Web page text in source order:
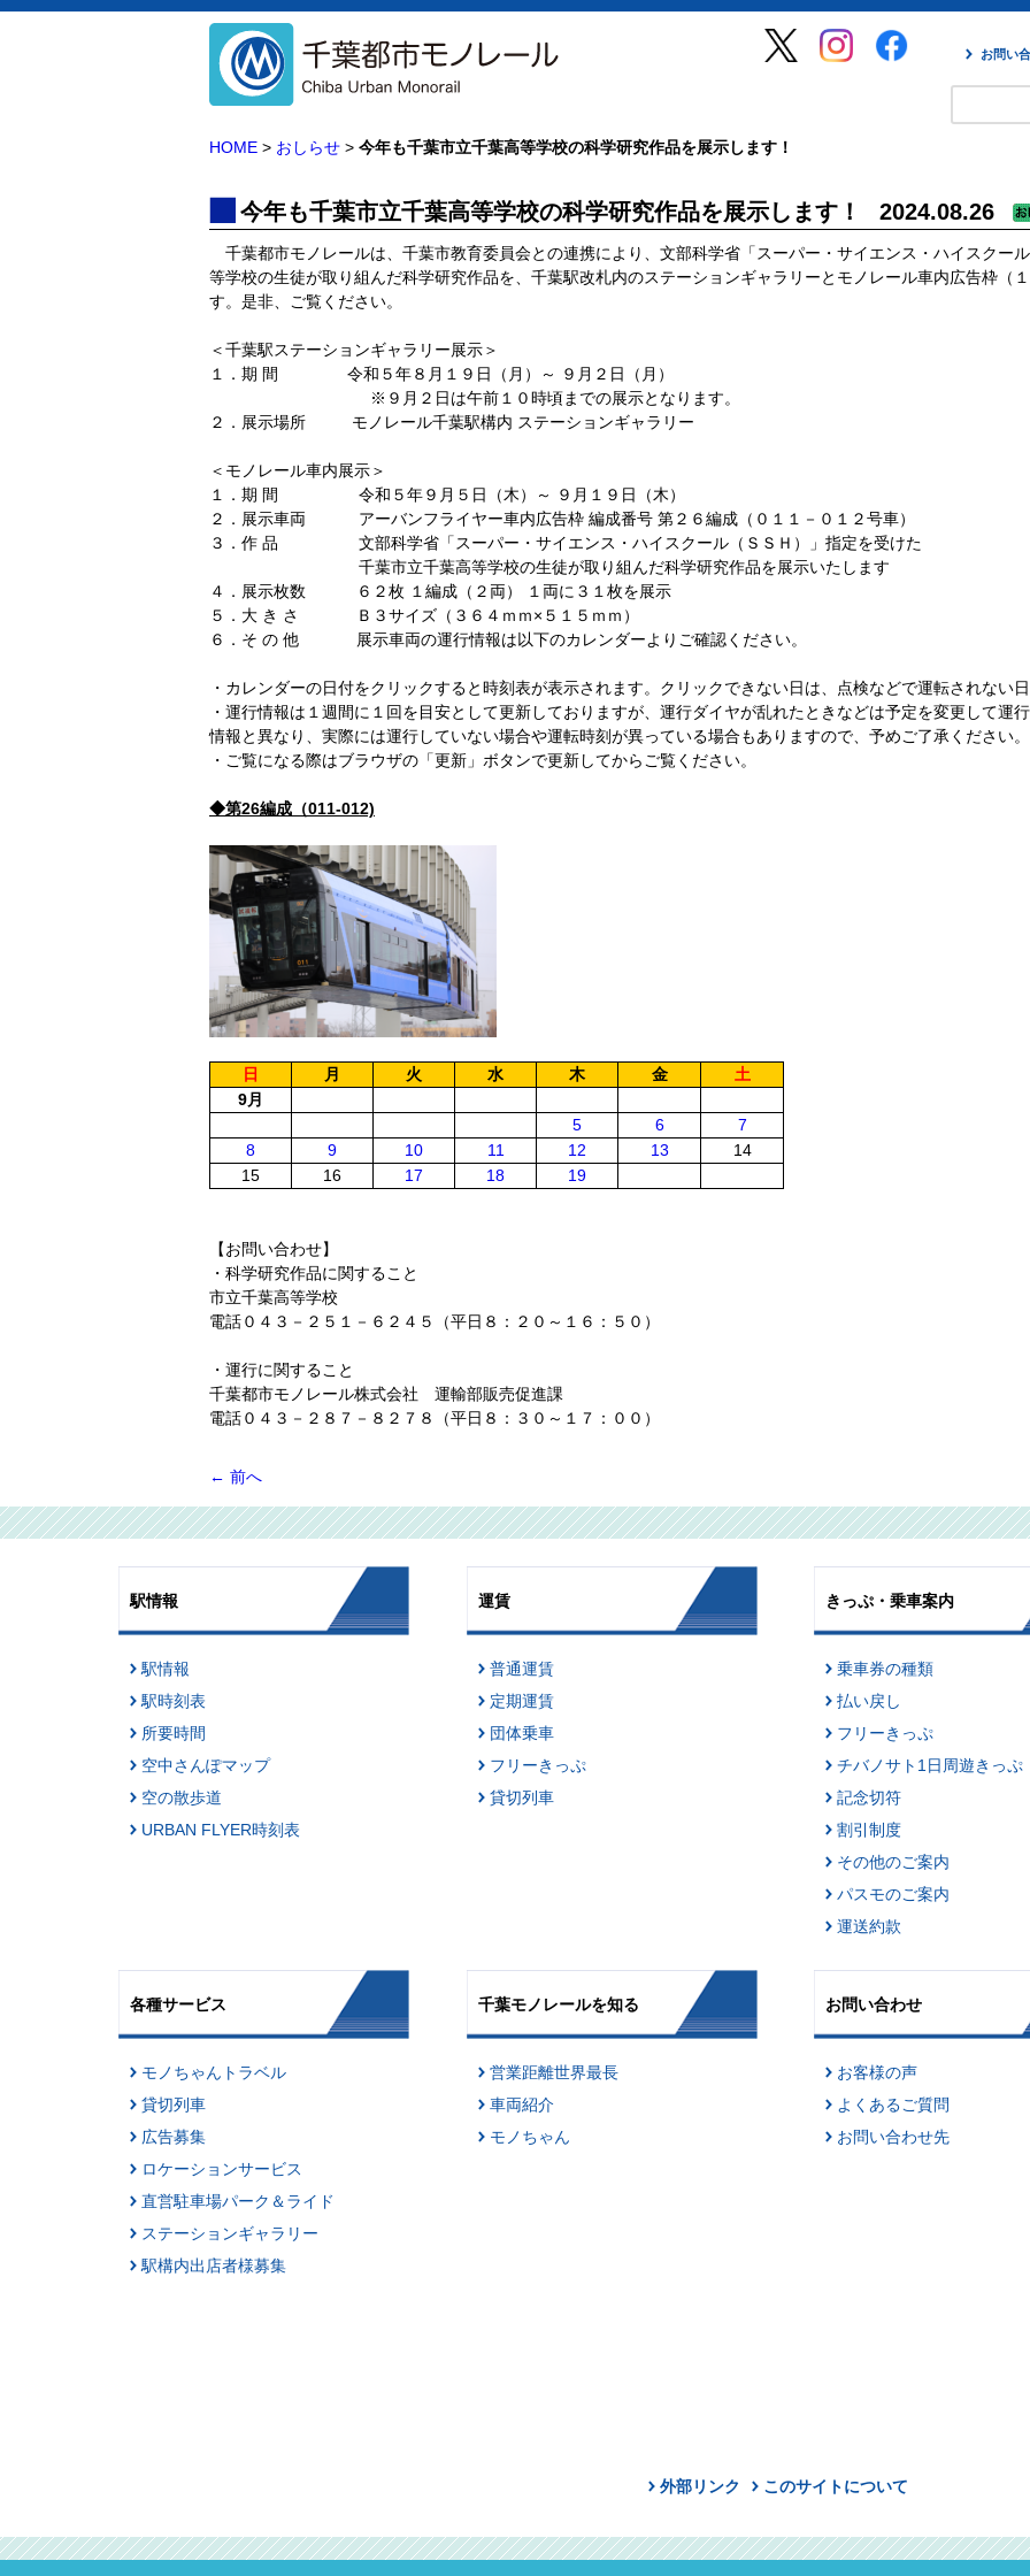
お問い
HOME > おしらせ > 今年も千葉市立千葉高等学校の科学研究作品を展示します！
今年も千葉市立千葉高等学校の科学研究作品を展示します！ 2024.08.26
千葉都市モノレールは、千葉市教育委員会との連携により、文部科学省「スーパー・サイエンス・ハイスクー
等学校の生徒が取り組んだ科学研究作品を、千葉駅改札内のステーションギャラリーとモノレール車内広告枠（
す。是非、ご覧ください。
＜千葉駅ステーションギャラリー展示＞
１．期 間 令和５年８月１９日（月）～ ９月２日（月）
※９月２日は午前１０時頃までの展示となります。
２．展示場所 モノレール千葉駅構内 ステーションギャラリー
＜モノレール車内展示＞
１．期 間 令和５年９月５日（木）～ ９月１９日（木）
２．展示車両 アーバンフライヤー車内広告枠 編成番号 第２６編成（０１１－０１２号車）
３．作 品 文部科学省「スーパー・サイエンス・ハイスクール（ＳＳＨ）」指定を受けた
千葉市立千葉高等学校の生徒が取り組んだ科学研究作品を展示いたします
４．展示枚数 ６２枚 １編成（２両） １両に３１枚を展示
５．大 き さ Ｂ３サイズ（３６４ｍｍ×５１５ｍｍ）
６．そ の 他 展示車両の運行情報は以下のカレンダーよりご確認ください。
・カレンダーの日付をクリックすると時刻表が表示されます。クリックできない日は、点検などで運転されない
・運行情報は１週間に１回を目安として更新しておりますが、運行ダイヤが乱れたときなどは予定を変更して運
情報と異なり、実際には運行していない場合や運転時刻が異っている場合もありますので、予めご了承ください。
・ご覧になる際はブラウザの「更新」ボタンで更新してからご覧ください。
◆第26編成（011-012)
日 月 火 水 木 金
土
9月
5
6
7
8
9 10 11 12 13
14
15
16 17 18 19
【お問い合わせ】
・科学研究作品に関すること
市立千葉高等学校
電話０４３－２５１－６２４５（平日８：２０～１６：５０）
・運行に関すること
千葉都市モノレール株式会社 運輸部販売促進課
電話０４３－２８７－８２７８（平日８：３０～１７：００）
← 前へ
駅情報
駅情報
駅時刻表
所要時間
空中さんぽマップ
空の散歩道
URBAN FLYER時刻表
運賃
普通運賃
定期運賃
団体乗車
フリーきっぷ
貸切列車
きっぷ・乗車案内
乗車券の種類
払い戻し
フリーきっぷ
チバノサト1日周遊きっぷ
記念切符
割引制度
その他のご案内
パスモのご案内
運送約款
各種サービス
モノちゃんトラベル
貸切列車
広告募集
ロケーションサービス
直営駐車場パーク＆ライド
ステーションギャラリー
駅構内出店者様募集
千葉モノレールを知る
営業距離世界最長
車両紹介
モノちゃん
お問い合わせ
お客様の声
よくあるご質問
お問い合わせ先
外部リンク このサイトについて